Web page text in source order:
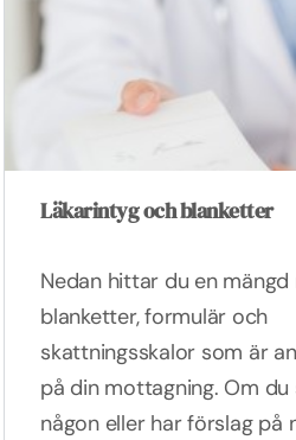
Läkarintyg och blanketter
Nedan hittar du en mängd
blanketter, formulär och
skattningsskalor som är
på din mottagning. Om du
någon eller har förslag på